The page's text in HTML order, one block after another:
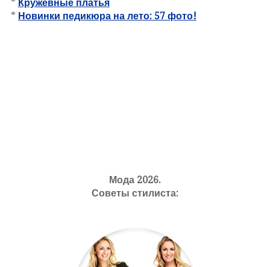
* Кружевные платья
* Новинки педикюра на лето: 57 фото!
Мода 2026.
Советы стилиста: